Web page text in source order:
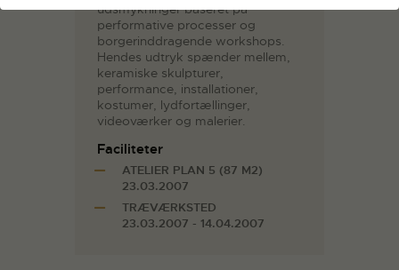
udsmykninger baseret på
performative processer og
borgerinddragende workshops.
Hendes udtryk spænder mellem,
keramiske skulpturer,
performance, installationer,
kostumer, lydfortællinger,
videoværker og malerier.
Faciliteter
ATELIER PLAN 5 (87 M2)
23.03.2007
TRÆVÆRKSTED
23.03.2007 - 14.04.2007